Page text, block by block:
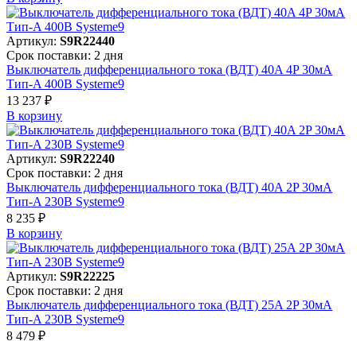
Артикул: S9R22440
Срок поставки: 2 дня
Выключатель дифференциального тока (ВДТ) 40A 4P 30мА
Тип-A 400В Systeme9
13 237 ₽
В корзинy
Артикул: S9R22240
Срок поставки: 2 дня
Выключатель дифференциального тока (ВДТ) 40A 2P 30мА
Тип-A 230В Systeme9
8 235 ₽
В корзинy
Артикул: S9R22225
Срок поставки: 2 дня
Выключатель дифференциального тока (ВДТ) 25A 2P 30мА
Тип-A 230В Systeme9
8 479 ₽